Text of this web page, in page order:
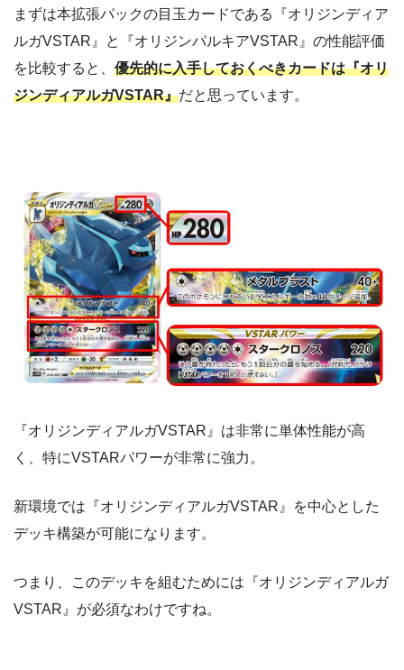
まずは本拡張パックの目玉カードである『オリジンディア
ルガVSTAR』と『オリジンパルキアVSTAR』の性能評価
を比較すると、 優先的に入手しておくべきカードは『オリ
ジンディアルガVSTAR』だと思っています。
『オリジンディアルガVSTAR』は非常に単体性能が高
く、特にVSTARパワーが非常に強力。
新環境では『オリジンディアルガVSTAR』を中心とした
デッキ構築が可能になります。
つまり、このデッキを組むためには『オリジンディアルガ
VSTAR』が必須なわけですね。